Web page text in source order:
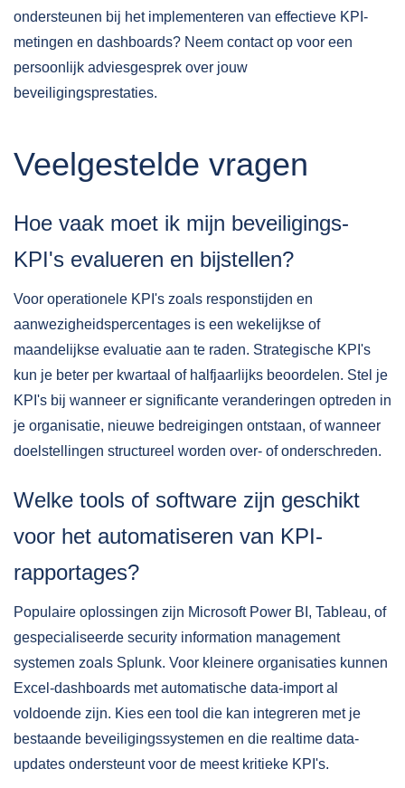
ondersteunen bij het implementeren van effectieve KPI-
metingen en dashboards? Neem contactop voor een
persoonlijk adviesgesprek over jouw
beveiligingsprestaties.
Veelgestelde vragen
Hoe vaak moet ik mijn beveiligings-
KPI's evalueren en bijstellen?
Voor operationele KPI's zoals responstijden en
aanwezigheidspercentages is een wekelijkse of
maandelijkse evaluatie aan te raden. Strategische KPI's
kun je beter per kwartaal of halfjaarlijks beoordelen. Stel je
KPI's bij wanneer er significante veranderingen optreden in
je organisatie, nieuwe bedreigingen ontstaan, of wanneer
doelstellingen structureel worden over- of onderschreden.
Welke tools of software zijn geschikt
voor het automatiseren van KPI-
rapportages?
Populaire oplossingen zijn Microsoft Power BI, Tableau, of
gespecialiseerde security information management
systemen zoals Splunk. Voor kleinere organisaties kunnen
Excel-dashboards met automatische data-import al
voldoende zijn. Kies een tool die kan integreren met je
bestaande beveiligingssystemen en die realtime data-
updates ondersteunt voor de meest kritieke KPI's.